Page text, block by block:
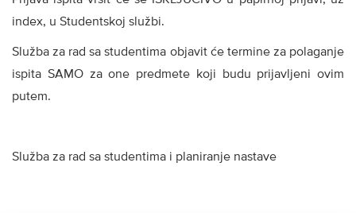
index, u Studentskoj službi.
Služba za rad sa studentima objavit će termine za polaganje
ispita SAMO za one predmete koji budu prijavljeni ovim
putem.
Služba za rad sa studentima i planiranje nastave